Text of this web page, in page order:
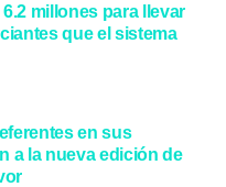
millones para llevar
que el sistema
en sus
a la nueva edición de